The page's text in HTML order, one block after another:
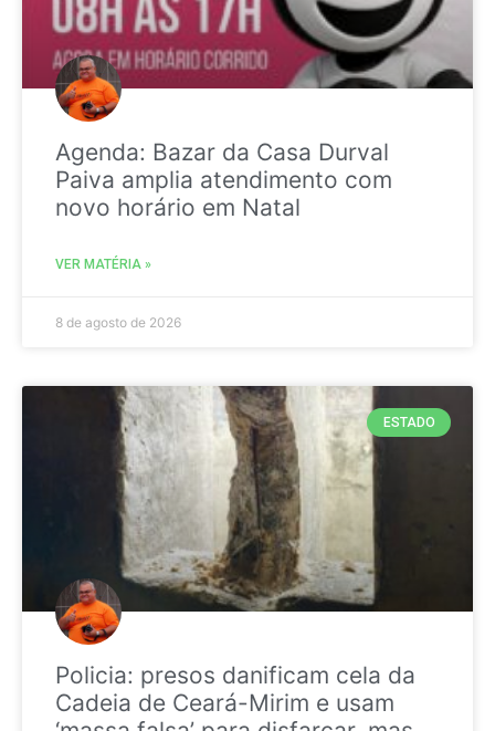
Agenda: Bazar da Casa Durval
Paiva amplia atendimento com
novo horário em Natal
VER MATÉRIA »
8 de agosto de 2026
ESTADO
Policia: presos danificam cela da
Cadeia de Ceará-Mirim e usam